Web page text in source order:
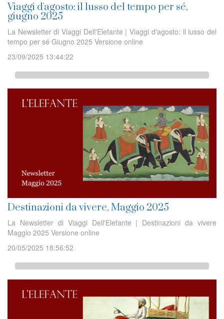
Viaggi d'agosto: il lusso del tempo per sé,
giugno 2025
La Newsletter di Viaggi Dell'Elefante | Viaggi d'agosto: il lusso del
tempo per sé Giugno 2025 Versione online
23/09/2025 13:44:22
Destinazioni da vivere, Maggio 2025
La Newsletter di Viaggi Dell'Elefante | Destinazioni da vivere
Maggio 2025 Versione online
20/05/2025 18:56:52